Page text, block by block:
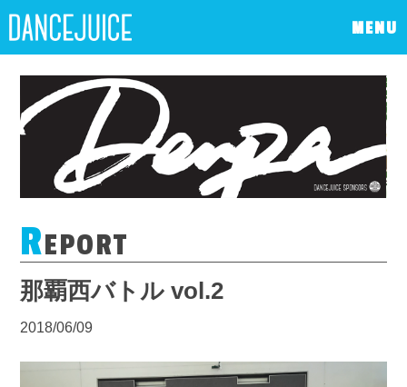
MENU
REPORT
那覇西バトル vol.2
2018/06/09